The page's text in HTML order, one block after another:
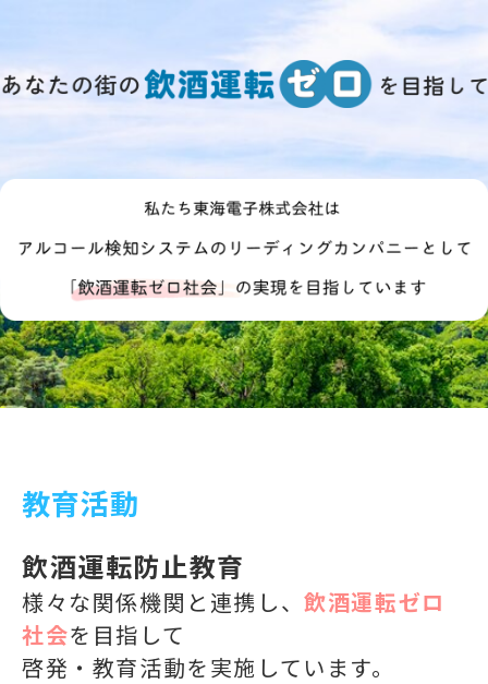
教育活動
飲酒運転防止教育
様々な関係機関と連携し、飲酒運転ゼロ
社会を目指して
啓発・教育活動を実施しています。